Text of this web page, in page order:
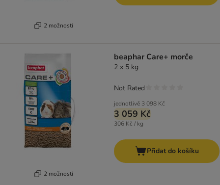
2 možností
2 možností
beaphar Care+ morče
2 x 5 kg
jednotlivě 3 098 Kč
3 059 Kč
306 Kč / kg
Not Rated
Přidat do košíku